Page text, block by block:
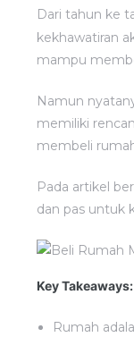
Dari tahun ke
kekhawatiran
mampu
Namun
memiliki
membeli
Pada artikel
dan pas untuk
Key Takeaways:
Rumah